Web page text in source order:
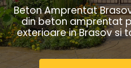
Beton Amprentat
din beton amprentat
exterioare in Brasov si